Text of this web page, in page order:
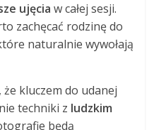
ujęcia w całej sesji.
zachęcać rodzinę do
naturalnie wywołają
kluczem do udanej
techniki z ludzkim
będą